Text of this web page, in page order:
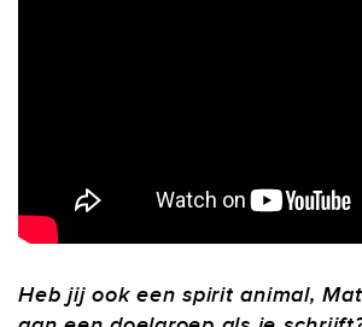
Heb jij ook een spirit animal,